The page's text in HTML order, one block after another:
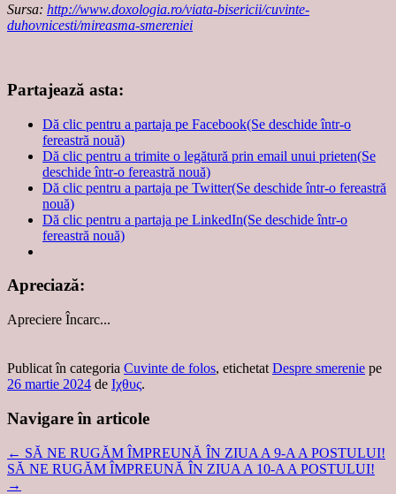
Sursa: http://www.doxologia.ro/viata-bisericii/cuvinte-
duhovnicesti/mireasma-smereniei
Partajează asta:
Dă clic pentru a partaja pe Facebook(Se deschide într-o
fereastră nouă)
Dă clic pentru a trimite o legătură prin email unui prieten(Se
deschide într-o fereastră nouă)
Dă clic pentru a partaja pe Twitter(Se deschide într-o fereastră
nouă)
Dă clic pentru a partaja pe LinkedIn(Se deschide într-o
fereastră nouă)
Apreciază:
Apreciere Încarc...
Publicat în categoria Cuvinte de folos, etichetat Despre smerenie pe
26 martie 2024 de Ιχθυς.
Navigare în articole
← SĂ NE RUGĂM ÎMPREUNĂ ÎN ZIUA A 9-A A POSTULUI!
SĂ NE RUGĂM ÎMPREUNĂ ÎN ZIUA A 10-A A POSTULUI!
→